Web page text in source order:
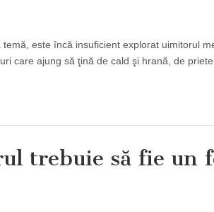
este încă insuficient explorat uimitorul
care ajung să ţină de cald şi hrană, de
trebuie să fie un